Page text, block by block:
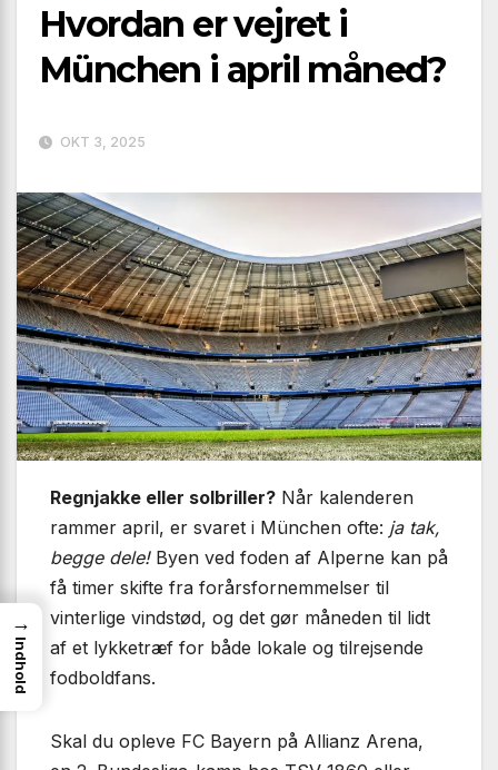
Hvordan er vejret i
München i april måned?
OKT 3, 2025
Regnjakke eller solbriller? Når kalenderen
rammer april, er svaret i München ofte: ja tak,
begge dele!Byen ved foden af Alperne kan på
få timer skifte fra forårsfornemmelser til
vinterlige vindstød, og det gør måneden til lidt
af et lykketræf for både lokale og tilrejsende
fodboldfans.
Skal du opleve FC Bayern på Allianz Arena,
→
Indhold